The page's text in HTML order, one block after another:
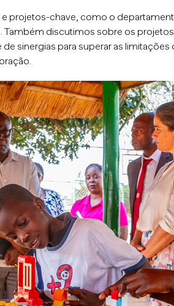
projetos-chave, como o
Também discutimos sobre os
sinergias para superar as limitações